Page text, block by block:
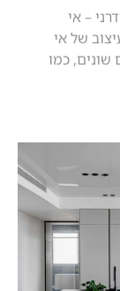
– אי
של אי
כמו